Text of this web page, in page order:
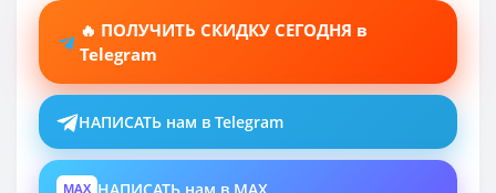
🔥 ПОЛУЧИТЬ СКИДКУ СЕГОДНЯ в
Telegram
НАПИСАТЬ нам в Telegram
MAX НАПИСАТЬ нам в MAX